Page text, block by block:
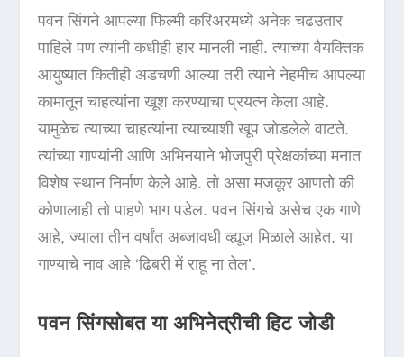
पवन सिंगने आपल्या फिल्मी करिअरमध्ये अनेक चढउतार
पाहिले पण त्यांनी कधीही हार मानली नाही. त्याच्या वैयक्तिक
आयुष्यात कितीही अडचणी आल्या तरी त्याने नेहमीच आपल्या
कामातून चाहत्यांना खूश करण्याचा प्रयत्न केला आहे.
यामुळेच त्याच्या चाहत्यांना त्याच्याशी खूप जोडलेले वाटते.
त्यांच्या गाण्यांनी आणि अभिनयाने भोजपुरी प्रेक्षकांच्या मनात
विशेष स्थान निर्माण केले आहे. तो असा मजकूर आणतो की
कोणालाही तो पाहणे भाग पडेल. पवन सिंगचे असेच एक गाणे
आहे, ज्याला तीन वर्षांत अब्जावधी व्ह्यूज मिळाले आहेत. या
गाण्याचे नाव आहे ‘ढिबरी में राहू ना तेल’.
पवन सिंगसोबत या अभिनेत्रीची हिट जोडी